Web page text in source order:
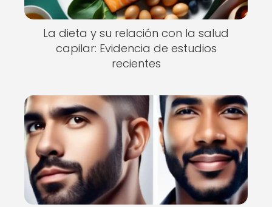
La dieta y su relación con la salud
capilar: Evidencia de estudios
recientes